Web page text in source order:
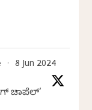
· 8 Jun 2024
ಚಾಪೆಲ್’